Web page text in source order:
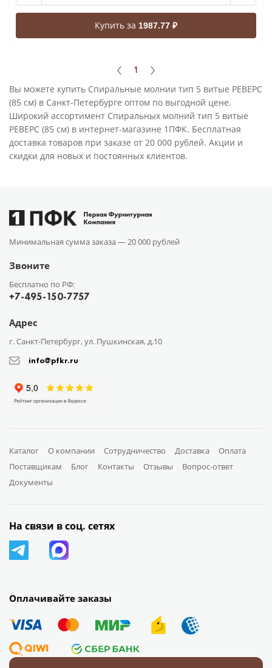
Купить за 1987.77 ₽
1
Вы можете купить Спиральные молнии тип 5 витые РЕВЕРС
(85 см) в Санкт-Петербурге оптом по выгодной цене.
Широкий ассортимент Спиральных молний тип 5 витые
РЕВЕРС (85 см) в интернет-магазине 1ПФК. Бесплатная
доставка товаров при заказе от 20 000 рублей. Акции и
скидки для новых и постоянных клиентов.
Минимальная сумма заказа —20 000 рублей
Звоните
Бесплатно по РФ:
+7-495-150-7757
Адрес
г. Санкт-Петербург, ул. Пушкинская, д.10
info@pfkr.ru
Каталог О компании Сотрудничество Доставка
Оплата
Поставщикам
Блог Контакты Отзывы
Вопрос-ответ
Документы
Оплачивайте заказы
На связи в соц. сетях